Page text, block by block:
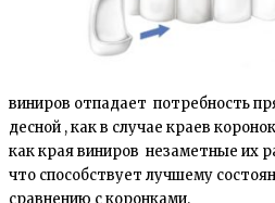
виниров отпадает потребность
десной , как в случае краев
как края виниров незаметные их
что способствует лучшему